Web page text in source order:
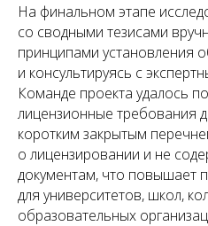
На финальном этапе
со сводными тезисами
принципами установления
и консультируясь с
Команде проекта удалось
лицензионные требования
коротким закрытым
о лицензировании и не
документам, что повышает
для университетов, школ,
образовательных